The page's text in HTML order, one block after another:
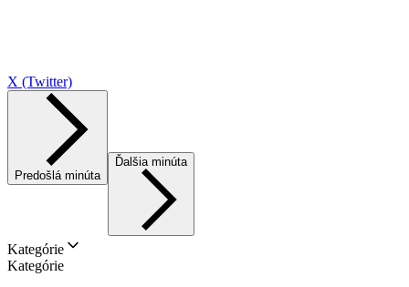
X (Twitter)
Predošlá minúta
Ďalšia minúta
Kategórie
Kategórie